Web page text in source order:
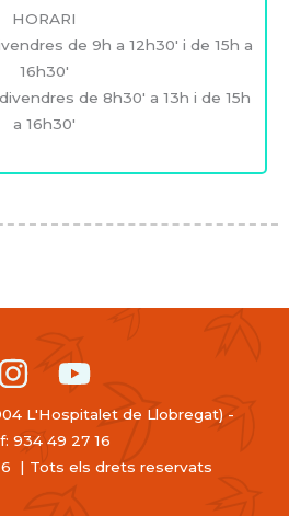
HORARI
de 9h a 12h30′ i de 15h a
16h30′
de 8h30′ a 13h i de 15h
a 16h30′
L'Hospitalet de Llobregat) -
934 49 27 16
| Tots els drets reservats